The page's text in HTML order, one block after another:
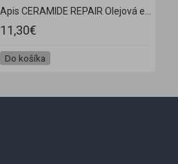
11,30€
Do košíka